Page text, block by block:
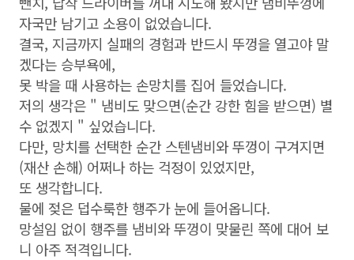
자국만 남기고 소용이 없었습니다.
결국, 지금까지 실패의 경험과 반드시 뚜껑을 열고야 말
겠다는 승부욕에,
못 박을 때 사용하는 손망치를 집어 들었습니다.
저의 생각은 " 냄비도 맞으면(순간 강한 힘을 받으면) 별
수 없겠지 " 싶었습니다.
다만, 망치를 선택한 순간 스텐냄비와 뚜껑이 구겨지면
(재산 손해) 어쩌나 하는 걱정이 있었지만,
또 생각합니다.
물에 젖은 덥수룩한 행주가 눈에 들어옵니다.
망설임 없이 행주를 냄비와 뚜껑이 맞물린 쪽에 대어 보
니 아주 적격입니다.